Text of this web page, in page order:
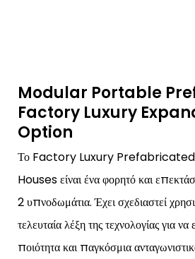
Modular Portable
Factory Luxury
Option
Το Factory Luxury
Houses είναι ένα φορητό και
2 υπνοδωμάτια. Έχει σχεδιαστεί
τελευταία λέξη της τεχνολογίας για
ποιότητα και παγκόσμια